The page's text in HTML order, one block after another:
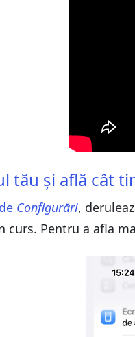
fiecare zi?
tău și află cât
Configurări,
curs. Pentru a afla